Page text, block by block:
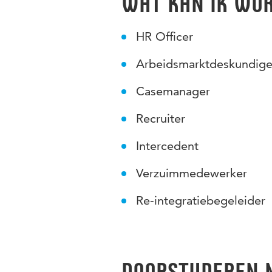
HR Officer
Arbeidsmarktdeskundige
Casemanager
Recruiter
Intercedent
Verzuimmedewerker
Re-integratiebegeleider